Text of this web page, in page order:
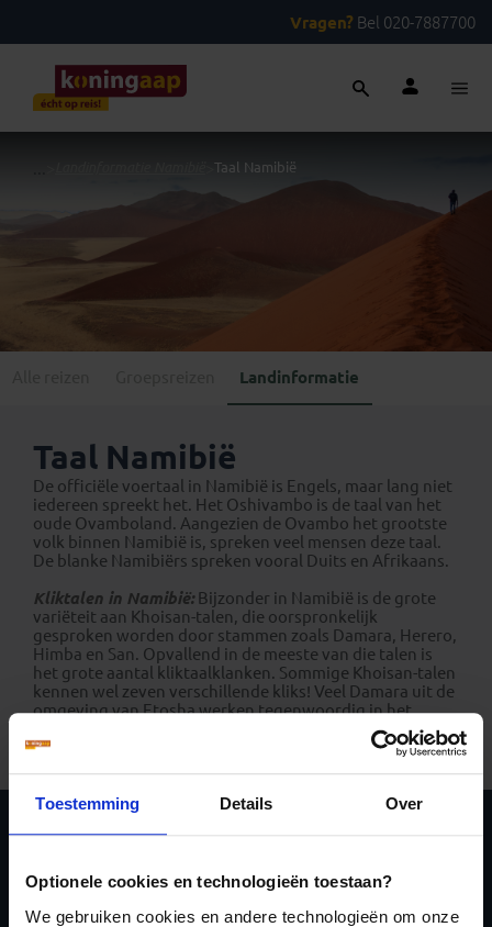
Toestemming Details Over
Optionele cookies en technologieën toestaan?
We gebruiken cookies en andere technologieën om onze
Vragen? Bel 020-7887700
Taal Namibië
Landinformatie
Taal Namibië
De officiële voertaal in Namibië is Engels, maar lang niet
iedereen spreekt het. Het Oshivambo is de taal van het
oude Ovamboland. Aangezien de Ovambo het grootste
volk binnen Namibië is, spreken veel mensen deze taal.
De blanke Namibiërs spreken vooral Duits en Afrikaans.
Kliktalen in Namibië:Bijzonder in Namibië is de grote
variëteit aan Khoisan-talen, die oorspronkelijk
gesproken worden door stammen zoals Damara, Herero,
Himba en San. Opvallend in de meeste van die talen is
het grote aantal kliktaalklanken. Sommige Khoisan-talen
kennen wel zeven verschillende kliks! Veel Damara uit de
omgeving van Etosha werken tegenwoordig in het
toerisme. Vraag hen naar hun taal en je merkt vanzelf
hoe trots ze op hun kliks zijn!
nieuwsbrief